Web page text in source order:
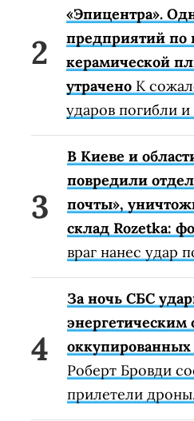
«Эпицентра».
предприятий по
керамической
утрачено К
ударов погибли
В Киеве и
повредили
почты»,
склад Rozetka:
враг нанес удар
За ночь СБС
энергетическим
оккупированных
Роберт Бровди
прилетели